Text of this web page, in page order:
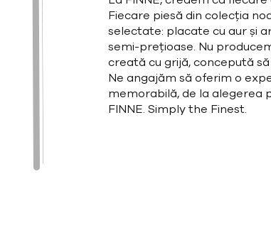
Fiecare piesă din colecția
selectate: placate cu aur și
semi-prețioase. Nu
creată cu grijă, concepută
Ne angajăm să oferim o
memorabilă, de la alegerea
FINNE. Simply the Finest.